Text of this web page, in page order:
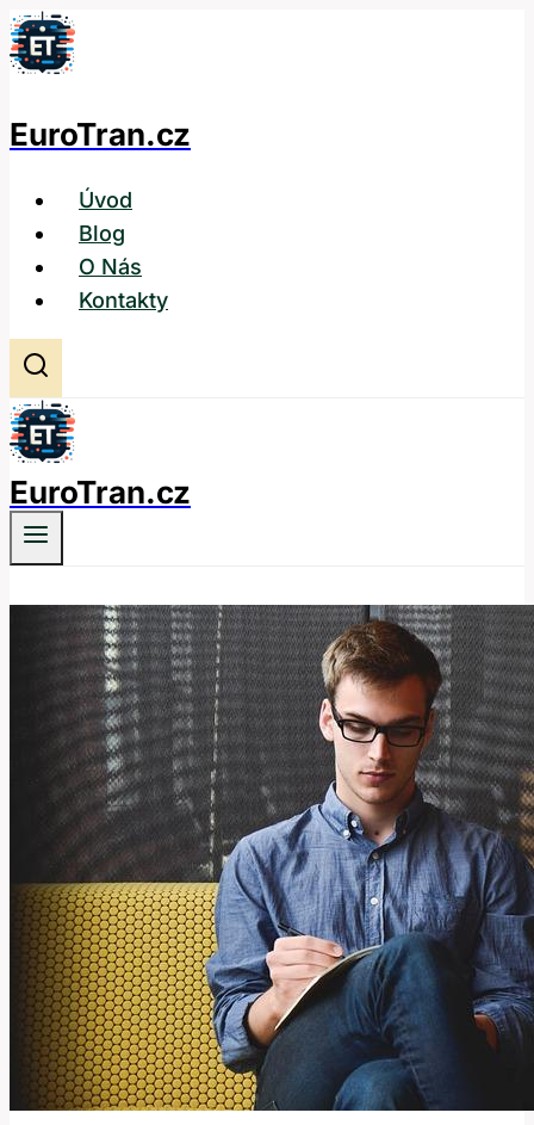
Přeskočit
na
EuroTran.cz
Úvod
Blog
O Nás
Kontakty
EuroTran.cz